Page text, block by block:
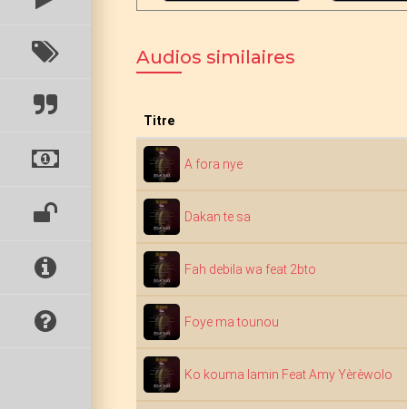
Audios similaires
Titre
A fora nye
Dakan te sa
Fah debila wa feat 2bto
Foye ma tounou
Ko kouma lamin Feat Amy Yèrèwolo